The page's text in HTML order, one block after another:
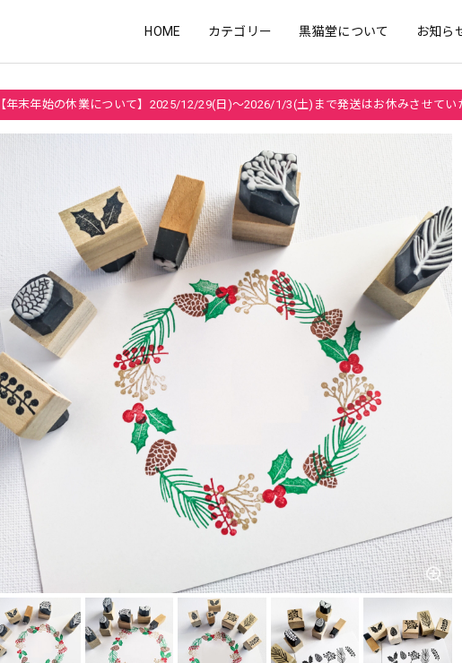
HOME カテゴリー 黒猫堂について お知ら
【年末年始の休業について】2025/12/29(日)～2026/1/3(土)まで発送はお休みさせてい